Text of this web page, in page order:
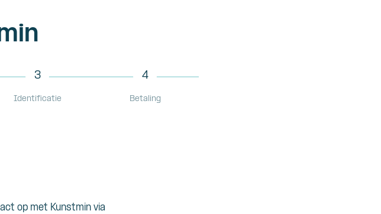
3
Identificatie
4
Betaling
op met Kunstmin via